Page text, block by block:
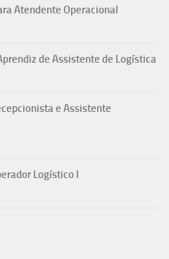
Atendente Operacional
de Assistente de Logística
e Assistente
Logístico I